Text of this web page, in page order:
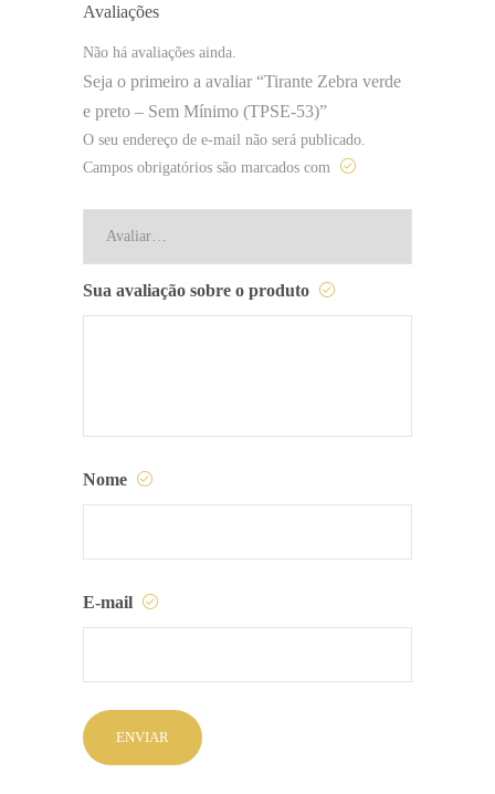
Avaliações
Não há avaliações ainda.
Seja o primeiro a avaliar “Tirante Zebra verde
e preto – Sem Mínimo (TPSE-53)”
O seu endereço de e-mail não será publicado.
Campos obrigatórios são marcados com
Sua avaliação sobre o produto
Nome
E-mail